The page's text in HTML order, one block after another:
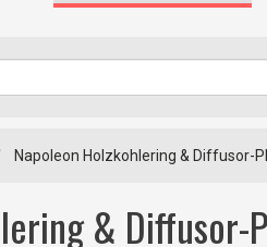
Napoleon Holzkohlering & Diffusor-
&